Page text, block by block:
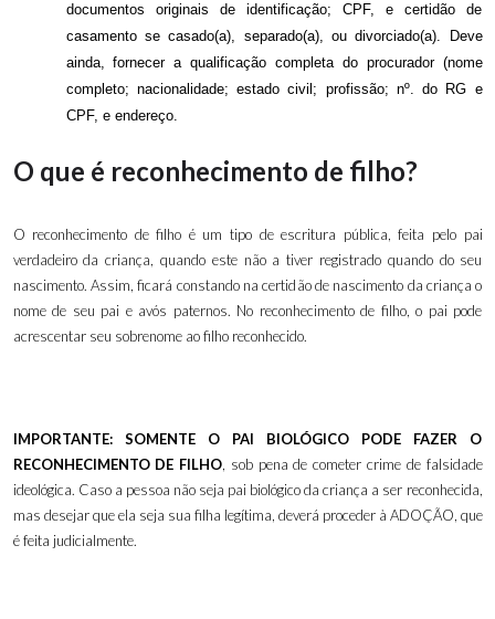
documentos originais de identificação; CPF, e certidão de
casamento se casado(a), separado(a), ou divorciado(a). Deve
ainda, fornecer a qualificação completa do procurador (nome
completo; nacionalidade; estado civil; profissão; nº. do RG e
CPF, e endereço.
O que é reconhecimento de filho?
O reconhecimento de filho é um tipo de escritura pública, feita pelo pai
verdadeiro da criança, quando este não a tiver registrado quando do seu
nascimento. Assim, ficará constando na certidão de nascimento da criança o
nome de seu pai e avós paternos. No reconhecimento de filho, o pai pode
acrescentar seu sobrenome ao filho reconhecido.
IMPORTANTE: SOMENTE O PAI BIOLÓGICO PODE FAZER O
RECONHECIMENTO DE FILHO , sob pena de cometer crime de falsidade
ideológica. Caso a pessoa não seja pai biológico da criança a ser reconhecida,
mas desejar que ela seja sua filha legítima, deverá proceder à ADOÇÃO, que
é feita judicialmente.